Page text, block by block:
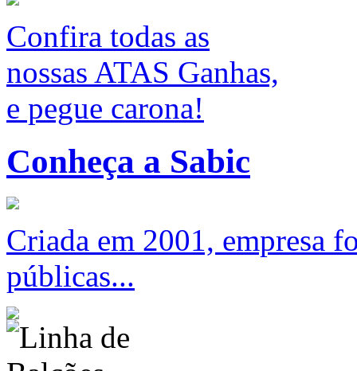
Confira todas as
nossas ATAS Ganhas,
e pegue carona!
Conheça a Sabic
Criada em 2001, empresa
públicas...